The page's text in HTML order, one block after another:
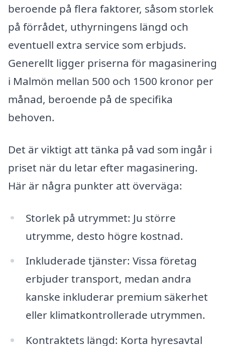
beroende på flera faktorer, såsom storlek
på förrådet, uthyrningens längd och
eventuell extra service som erbjuds.
Generellt ligger priserna för magasinering
i Malmön mellan 500 och 1500 kronor per
månad, beroende på de specifika
behoven.
Det är viktigt att tänka på vad som ingår i
priset när du letar efter magasinering.
Här är några punkter att överväga:
Storlek på utrymmet: Ju större
utrymme, desto högre kostnad.
Inkluderade tjänster: Vissa företag
erbjuder transport, medan andra
kanske inkluderar premium säkerhet
eller klimatkontrollerade utrymmen.
Kontraktets längd: Korta hyresavtal